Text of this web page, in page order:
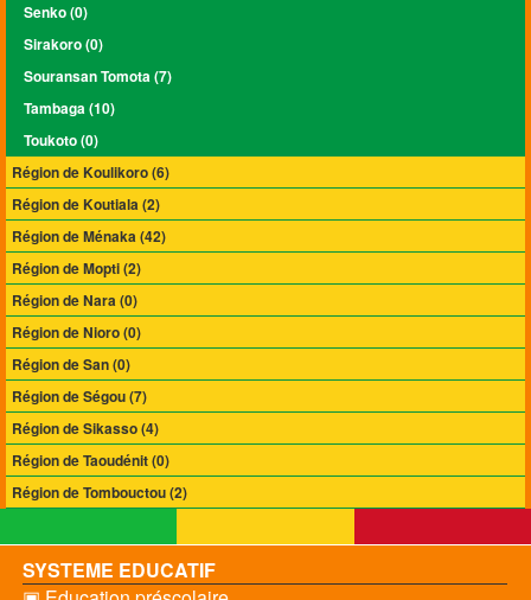
Senko (0)
Sirakoro (0)
Souransan Tomota (7)
Tambaga (10)
Toukoto (0)
Région de Koulikoro (6)
Région de Koutiala (2)
Région de Ménaka (42)
Région de Mopti (2)
Région de Nara (0)
Région de Nioro (0)
Région de San (0)
Région de Ségou (7)
Région de Sikasso (4)
Région de Taoudénit (0)
Région de Tombouctou (2)
SYSTEME EDUCATIF